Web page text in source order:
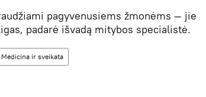
pagyvenusiems žmonėms — jie
padarė išvadą mitybos specialistė.
Medicina ir sveikata